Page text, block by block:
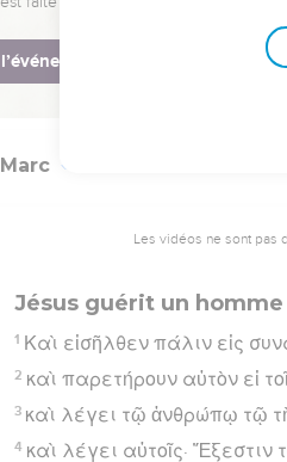
28 ὥστε κύριός ἐστιν ὁ υἱὸς
Hébreu : © Westminster Leningrad
Marc
Les vidéos ne sont pas
Jésus guérit un
1 Καὶ εἰσῆλθεν πάλιν εἰς
2 καὶ παρετήρουν αὐτὸν εἰ
3 καὶ λέγει τῷ ἀνθρώπῳ τῷ
4 καὶ λέγει αὐτοῖς·